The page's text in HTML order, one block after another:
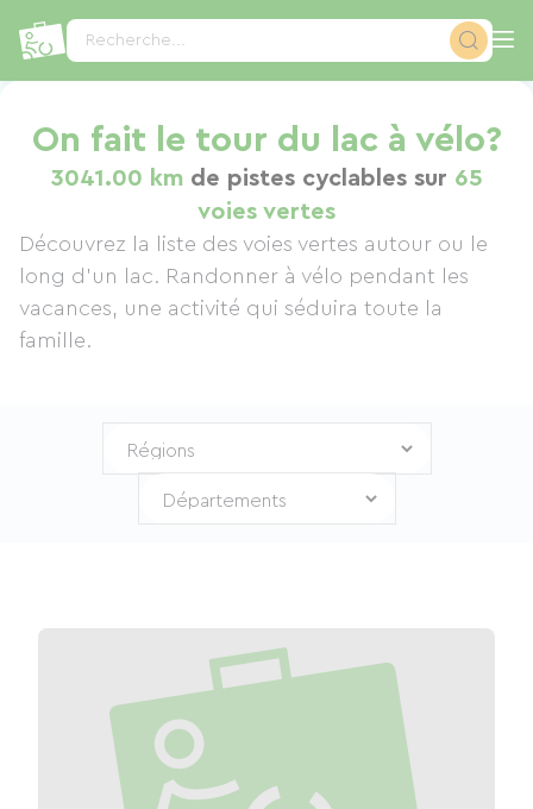
Recherche...
On fait le tour du lac à vélo?
3041.00 kmde pistes cyclables sur 65
voies vertes
Découvrez la liste des voies vertes autour ou le
long d’un lac. Randonner à vélo pendant les
vacances, une activité qui séduira toute la
famille.
Panneau de gestion des cookies